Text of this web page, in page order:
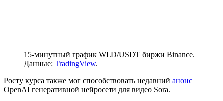
15-минутный график WLD/USDT биржи Binance.
Данные: TradingView.
Росту курса также мог способствовать недавний анонс
OpenAI генеративной нейросети для видео Sora.